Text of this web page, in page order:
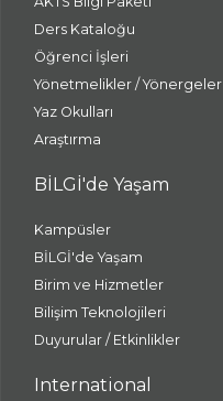
Ders Kataloğu
Öğrenci İşleri
Yönetmelikler / Yönergeler
Yaz Okulları
Araştırma
BİLGİ'de Yaşam
Kampüsler
BİLGİ'de Yaşam
Birim ve Hizmetler
Bilişim Teknolojileri
Duyurular / Etkinlikler
International